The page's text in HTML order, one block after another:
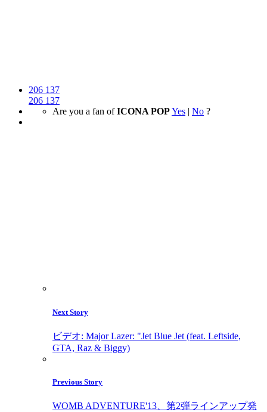
206 137
206 137
Are you a fan ofICONA POPYes | No ?
Next Story
ビデオ: Major Lazer: "Jet Blue Jet (feat. Leftside,
GTA, Raz & Biggy)
Previous Story
WOMB ADVENTURE'13、第2弾ラインアップ発